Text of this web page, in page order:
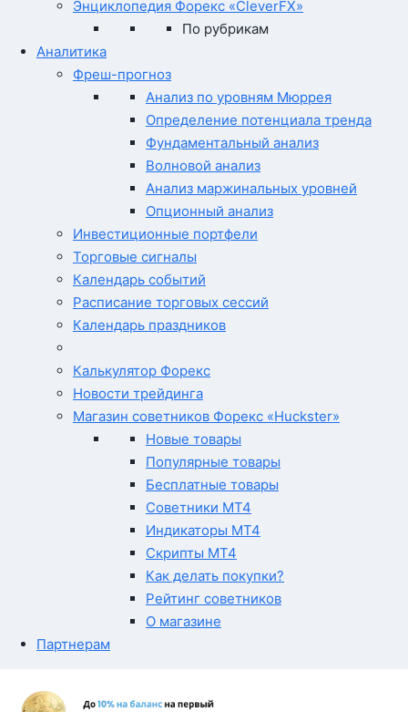
Энциклопедия Форекс «CleverFX»
По рубрикам
Аналитика
Фреш-прогноз
Анализ по уровням Мюррея
Определение потенциала тренда
Фундаментальный анализ
Волновой анализ
Анализ маржинальных уровней
Опционный анализ
Инвестиционные портфели
Торговые сигналы
Календарь событий
Расписание торговых сессий
Календарь праздников
Калькулятор Форекс
Новости трейдинга
Магазин советников Форекс «Huckster»
Новые товары
Популярные товары
Бесплатные товары
Советники MT4
Индикаторы MT4
Скрипты MT4
Как делать покупки?
Рейтинг советников
О магазине
Партнерам